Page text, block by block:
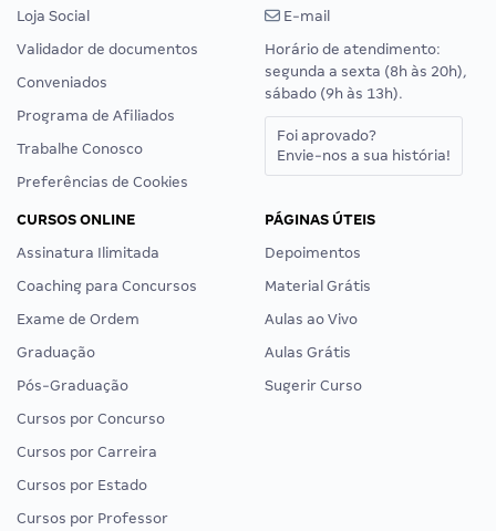
Loja Social
Validador de documentos
Conveniados
Programa de Afiliados
Trabalhe Conosco
Preferências de Cookies
E-mail
Horário de atendimento:
segunda a sexta (8h às 20h),
sábado (9h às 13h).
Foi aprovado?
Envie-nos a sua história!
CURSOS ONLINE
Assinatura Ilimitada
Coaching para Concursos
Exame de Ordem
Graduação
Pós-Graduação
Cursos por Concurso
Cursos por Carreira
Cursos por Estado
Cursos por Professor
PÁGINAS ÚTEIS
Depoimentos
Material Grátis
Aulas ao Vivo
Aulas Grátis
Sugerir Curso